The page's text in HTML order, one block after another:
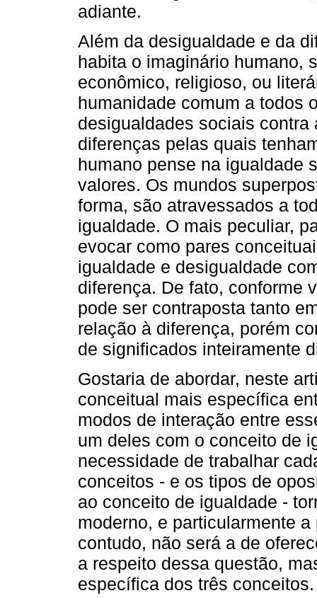
adiante.
Além da desigualdade e da
habita o imaginário humano,
econômico, religioso, ou
humanidade comum a todos
desigualdades sociais
diferenças pelas quais
humano pense na igualdade
valores. Os mundos
forma, são atravessados a
igualdade. O mais peculiar,
evocar como pares
igualdade e desigualdade
diferença. De fato, conforme
pode ser contraposta tanto
relação à diferença, porém
de significados inteiramente
Gostaria de abordar, neste
conceitual mais específica
modos de interação entre
um deles com o conceito de
necessidade de trabalhar
conceitos - e os tipos de
ao conceito de igualdade -
moderno, e particularmente
contudo, não será a de
a respeito dessa questão,
específica dos três